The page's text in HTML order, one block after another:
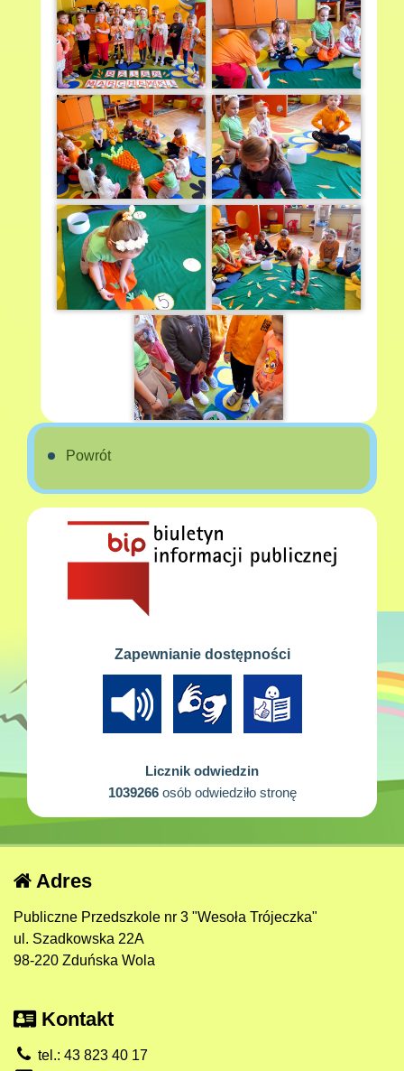
Powrót
Zapewnianie dostępności
Licznik odwiedzin
1039266osób odwiedziło stronę
Adres
Publiczne Przedszkole nr 3 "Wesoła Trójeczka"
ul. Szadkowska 22A
98-220 Zduńska Wola
Kontakt
tel.: 43 823 40 17